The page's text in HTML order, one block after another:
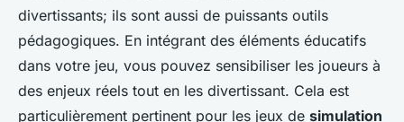
divertissants; ils sont aussi de puissants outils
pédagogiques. En intégrant des éléments éducatifs
dans votre jeu, vous pouvez sensibiliser les joueurs à
des enjeux réels tout en les divertissant. Cela est
particulièrement pertinent pour les jeux de simulation